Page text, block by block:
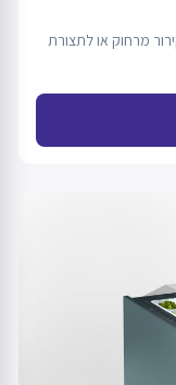
מרחוק או לתצורת